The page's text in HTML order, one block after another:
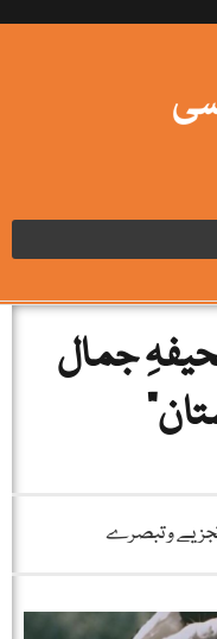
جمال
و تبصرے